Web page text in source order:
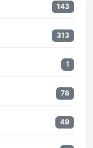
143
313
1
78
49